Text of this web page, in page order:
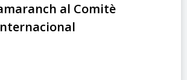
al Comitè